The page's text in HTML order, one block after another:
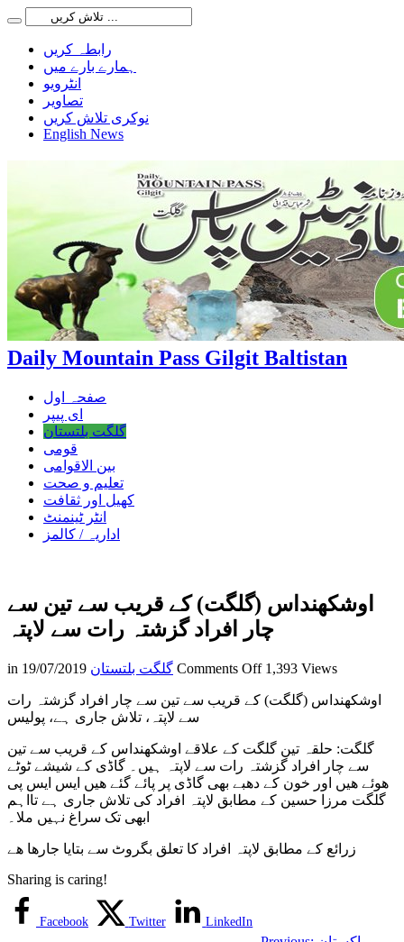
رابطہ کریں
ہمارے بارے میں
انٹرویو
تصاویر
نوکری تلاش کریں
English News
Daily Mountain Pass Gilgit Baltistan
صفحہ اول
ای پیپر
گلگت بلتستان
قومی
بین الاقوامی
تعلیم و صحت
کھیل اور ثقافت
انٹر ٹینمنٹ
اداریہ / کالمز
اوشکھنداس (گلگت) کے قریب سے تین سے
چار افراد گزشتہ رات سے لاپتہ
in گلگت بلتستان 19/07/2019 Comments Offon
(گلگت)
سے
تین
سے
چار
رات
1,393 Views
اوشکھنداس (گلگت) کے قریب سے تین سے چار افراد گزشتہ رات
سے لاپتہ، تلاش جاری ہے، پولیس
گلگت: حلقہ تین گلگت کے علاقے اوشکھنداس کے قریب سے تین
سے چار افراد گزشتہ رات سے لاپتہ ہیں۔ گاڈی کے شیشے ٹوٹے
ھوئے ھیں اور خون کے دھبے بھی گاڈی پر پائے گئے ھیں ایس ایس پی
گلگت مرزا حسین کے مطابق لاپتہ افراد کی تلاش جاری ہے تااہم
ابھی تک سراغ نہیں ملا۔
زرائع کے مطابق لاپتہ افراد کا تعلق بگروٹ سے بتایا جارھا ھے
Sharing is caring!
Facebook Twitter LinkedIn